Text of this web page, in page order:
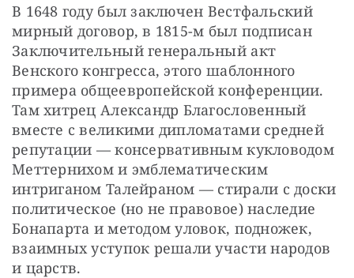
В 1648 году был заключен Вестфальский
мирный договор, в 1815-м был подписан
Заключительный генеральный акт
Венского конгресса, этого шаблонного
примера общеевропейской конференции.
Там хитрец Александр Благословенный
вместе с великими дипломатами средней
репутации — консервативным кукловодом
Меттернихом и эмблематическим
интриганом Талейраном — стирали с доски
политическое (но не правовое) наследие
Бонапарта и методом уловок, подножек,
взаимных уступок решали участи народов
и царств.